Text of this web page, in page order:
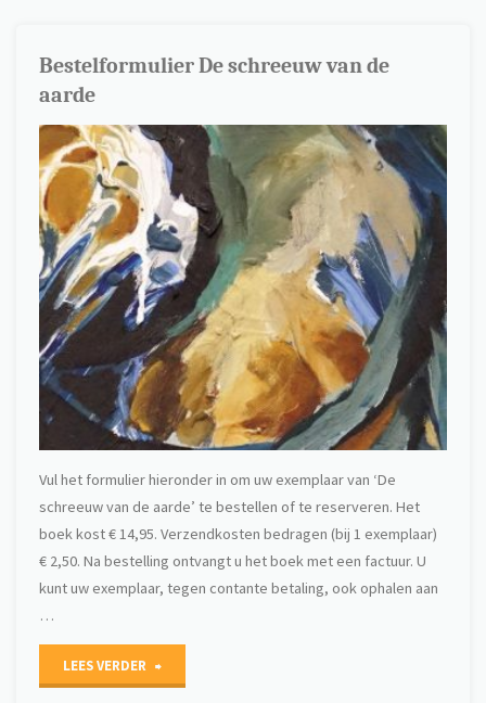
Bestelformulier De schreeuw van de
aarde
Vul het formulier hieronder in om uw exemplaar van ‘De
schreeuw van de aarde’ te bestellen of te reserveren. Het
boek kost € 14,95. Verzendkosten bedragen (bij 1 exemplaar)
€ 2,50. Na bestelling ontvangt u het boek met een factuur. U
kunt uw exemplaar, tegen contante betaling, ook ophalen aan
…
LEES VERDER "Bestelformulier